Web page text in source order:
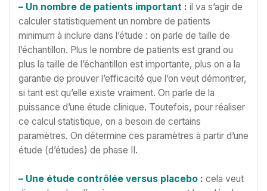
– Un nombre de patients important : il va s’agir de
calculer statistiquement un nombre de patients
minimum à inclure dans l’étude : on parle de taille de
l’échantillon. Plus le nombre de patients est grand ou
plus la taille de l’échantillon est importante, plus on a la
garantie de prouver l’efficacité que l’on veut démontrer,
si tant est qu’elle existe vraiment. On parle de la
puissance d’une étude clinique. Toutefois, pour réaliser
ce calcul statistique, on a besoin de certains
paramètres. On détermine ces paramètres à partir d’une
étude (d’études) de phase II.
– Une étude contrôlée versus placebo : cela veut